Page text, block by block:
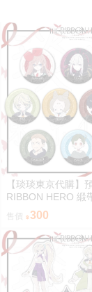
【琰琰東京代購】
RIBBON HERO 緞
章 藍寶石 帕茵 天
售價 300